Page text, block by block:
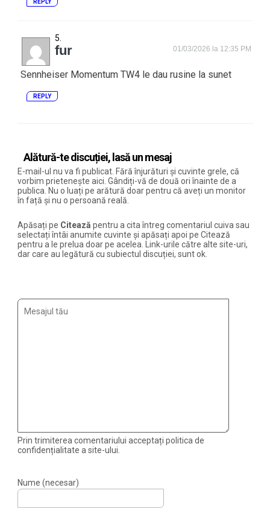
REPLY
fur 01/03/2026 la 12:35 PM
Sennheiser Momentum TW4 le dau rusine la sunet
REPLY
Alătură-te discuției, lasă un mesaj
E-mail-ul nu va fi publicat. Fără înjurături și cuvinte grele, că
vorbim prietenește aici. Gândiți-vă de două ori înainte de a
publica. Nu o luați pe arătură doar pentru că aveți un monitor
în față și nu o persoană reală.
Apăsați pe Citează pentru a cita întreg comentariul cuiva sau
selectați întâi anumite cuvinte și apăsați apoi pe Citează
pentru a le prelua doar pe acelea. Link-urile către alte site-uri,
dar care au legătură cu subiectul discuției, sunt ok.
Prin trimiterea comentariului acceptați politica de
confidențialitate a site-ului.
Nume (necesar)